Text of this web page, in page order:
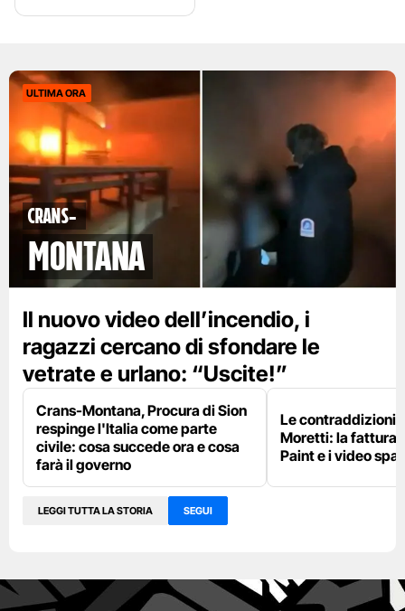
ULTIMA ORA
Crans-
Montana
Il nuovo video dell’incendio, i
ragazzi cercano di sfondare le
vetrate e urlano: “Uscite!”
Crans-Montana, Procura di Sion
respinge l'Italia come parte
civile: cosa succede ora e cosa
farà il governo
Le contraddizioni
Moretti: la fattura
Paint e i video
LEGGI TUTTA LA STORIA SEGUI